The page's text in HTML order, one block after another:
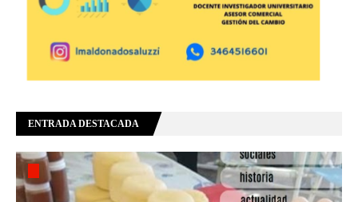
ENTRADA DESTACADA